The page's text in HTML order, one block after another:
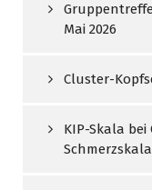
Mai 2026
Cluster-
KIP-Skala